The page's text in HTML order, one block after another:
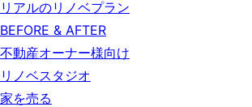
リアルのリノベプラン
BEFORE & AFTER
不動産オーナー様向け
リノベスタジオ
家を売る